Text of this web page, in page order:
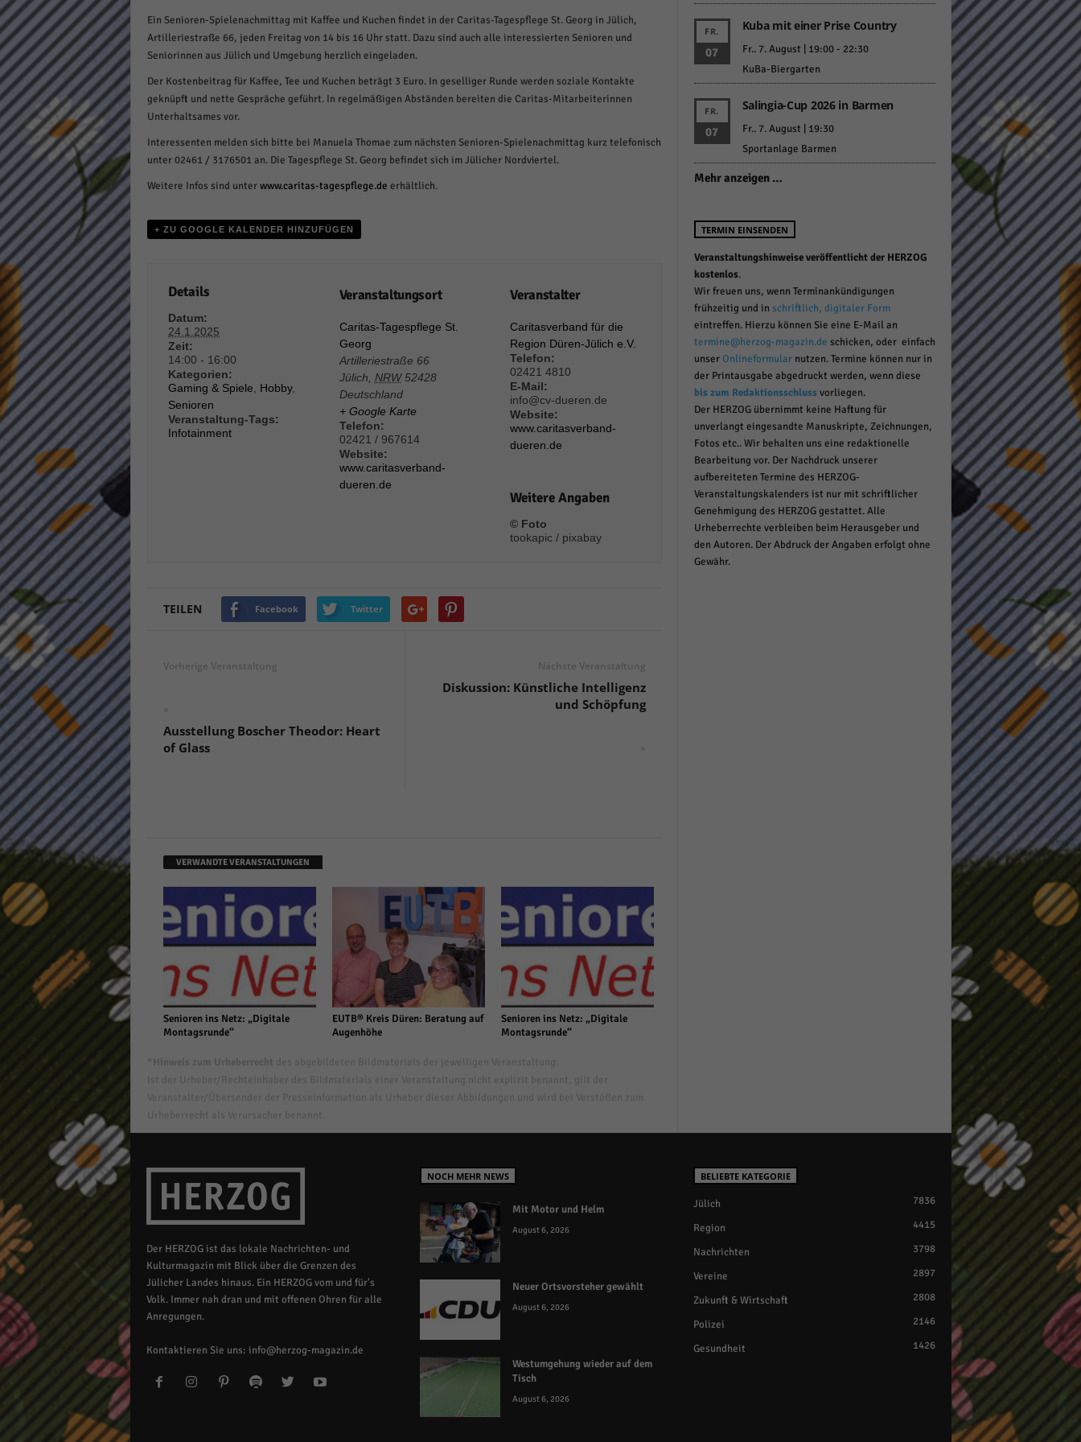
Ein Senioren-Spielenachmittag mit Kaffee und Kuchen findet in der Caritas-Tagespflege St. Georg in Jülich,
Artilleriestraße 66, jeden Freitag von 14 bis 16 Uhr statt. Dazu sind auch alle interessierten Senioren und
Seniorinnen aus Jülich und Umgebung herzlich eingeladen.
Der Kostenbeitrag für Kaffee, Tee und Kuchen beträgt 3 Euro. In geselliger Runde werden soziale Kontakte
geknüpft und nette Gespräche geführt. In regelmäßigen Abständen bereiten die Caritas-Mitarbeiterinnen
Unterhaltsames vor.
Interessenten melden sich bitte bei Manuela Thomae zum nächsten Senioren-Spielenachmittag kurz telefonisch
unter 02461 / 3176501 an. Die Tagespflege St. Georg befindet sich im Jülicher Nordviertel.
Weitere Infos sind unterwww.caritas-tagespflege.de erhältlich.
+ ZU GOOGLE KALENDER HINZUFÜGEN
Details
Datum:
24.1.2025
Zeit:
14:00 - 16:00
Kategorien:
Gaming & Spiele
Hobby,
Senioren
Veranstaltung-Tags:
Infotainment
Veranstaltungsort
Caritas-Tagespflege St.
Georg
Artilleriestraße 66
Jülich
NRW 52428
Deutschland
+ Google Karte
Telefon:
02421 / 967614
Website:
www.caritasverband-
dueren.de
Veranstalter
Caritasverband für die
Region Düren-Jülich e.V.
Telefon:
02421 4810
E-Mail:
info@cv-dueren.de
Website:
www.caritasverband-
dueren.de
Weitere Angaben
© Foto
tookapic / pixabay
TEILEN Facebook Twitter
Vorherige Veranstaltung
«
Ausstellung Boscher Theodor: Heart
of Glass
Nächste Veranstaltung
Diskussion: Künstliche Intelligenz
und Schöpfung
»
VERWANDTE VERANSTALTUNGEN
Senioren ins Netz: „Digitale
Montagsrunde“
EUTB® Kreis Düren: Beratung auf
Augenhöhe
Senioren ins Netz: „Digitale
Montagsrunde“
FR.
07
Kuba mit einer Prise Country
Fr.. 7. August | 19:00- 22:30
KuBa-Biergarten
FR.
07
Salingia-Cup 2026 in Barmen
Fr.. 7. August | 19:30
Sportanlage Barmen
Mehr anzeigen …
TERMIN EINSENDEN
Veranstaltungshinweise veröffentlicht der HERZOG
kostenlos.
Wir freuen uns, wenn Terminankündigungen
frühzeitig und in schriftlich, digitaler Form
eintreffen. Hierzu können Sie eine E-Mail an
termine@herzog-magazin.de schicken, oder einfach
unserOnlineformularnutzen. Termine können nur in
der Printausgabe abgedruckt werden, wenn diese
bis zum Redaktionsschlussvorliegen.
Der HERZOG übernimmt keine Haftung für
unverlangt eingesandte Manuskripte, Zeichnungen,
Fotos etc.. Wir behalten uns eine redaktionelle
Bearbeitung vor. Der Nachdruck unserer
aufbereiteten Termine des HERZOG-
Veranstaltungskalenders ist nur mit schriftlicher
Genehmigung des HERZOG gestattet. Alle
Urheberrechte verbleiben beim Herausgeber und
den Autoren. Der Abdruck der Angaben erfolgt ohne
Gewähr.
Der HERZOG ist das lokale Nachrichten- und
Kulturmagazin mit Blick über die Grenzen des
Jülicher Landes hinaus. Ein HERZOG vom und für's
Volk. Immer nah dran und mit offenen Ohren für alle
Anregungen.
Kontaktieren Sie uns: info@herzog-magazin.de
NOCH MEHR NEWS
Mit Motor und Helm
August 6, 2026
Neuer Ortsvorsteher gewählt
August 6, 2026
Westumgehung wieder auf dem
Tisch
August 6, 2026
BELIEBTE KATEGORIE
Jülich 7836
Region 4415
Nachrichten 3798
Vereine 2897
Zukunft & Wirtschaft 2808
Polizei 2146
Gesundheit 1426
Datenschutzeinstellungen
Essenziell (1)
Essenzielle Cookies ermöglichen grundlegende Funktionen und sind für die einwandfreie
Statistik Cookies erfassen Informationen anonym. Diese Informationen helfen uns zu verstehen,
wie unsere Besucher unsere Website nutzen.
Marketing (1) Marketing
Werbung anzuzeigen. Sie tun dies, indem sie Besucher über Websites hinweg verfolgen.
Externe Medien
Inhalte von Videoplattformen und Social-Media-Plattformen werden standardmäßig blockiert.
Wenn Cookies von externen Medien akzeptiert werden, bedarf der Zugriff auf diese Inhalte
keiner manuellen Einwilligung mehr.
Cookie-Informationen anzeigen
powered by Borlabs Cookie Impressum